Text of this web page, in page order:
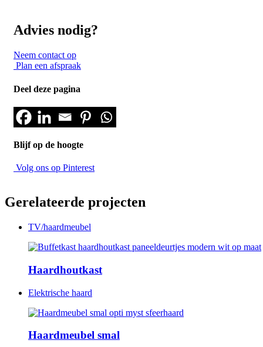
Advies nodig?
Neem contact op
Plan een afspraak
Deel deze pagina
Blijf op de hoogte
Volg ons op Pinterest
Gerelateerde projecten
TV/haardmeubel
Haardhoutkast
Elektrische haard
Haardmeubel smal